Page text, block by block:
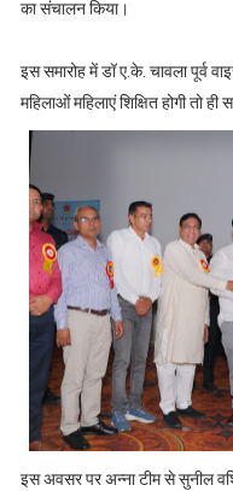
का संचालन किया।
इस समारोह में डॉ ए.के. चावला पूर्व
महिलाओं महिलाएं शिक्षित होगी तो ही
इस अवसर पर अन्ना टीम से सुनील